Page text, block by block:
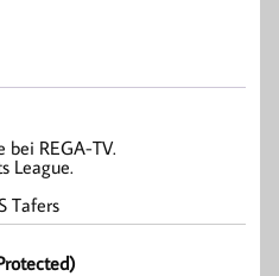
bei REGA-TV.
League.
Tafers